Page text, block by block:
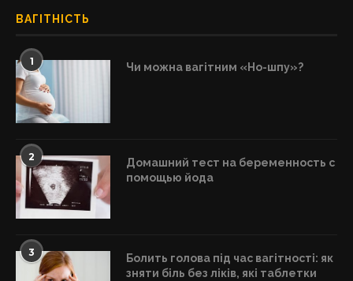
ВАГІТНІСТЬ
1 Чи можна вагітним «Но-шпу»?
2
Домашний тест на беременность с
помощью йода
3
Болить голова під час вагітності: як
зняти біль без ліків, які таблетки